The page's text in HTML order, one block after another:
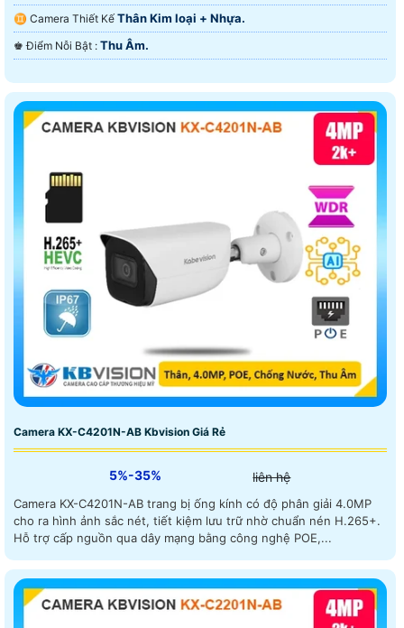
♊ Camera Thiết Kế Thân Kim loại + Nhựa.
️♚ Điểm Nỗi Bật : Thu Âm.
Camera KX-C4201N-AB Kbvision Giá Rẻ
5%-35% liên hệ
Camera KX-C4201N-AB trang bị ống kính có độ phân giải 4.0MP
cho ra hình ảnh sắc nét, tiết kiệm lưu trữ nhờ chuẩn nén H.265+.
Hỗ trợ cấp nguồn qua dây mạng bằng công nghệ POE,...